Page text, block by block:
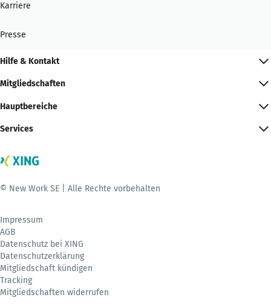
Karriere
Presse
Hilfe & Kontakt
Mitgliedschaften
Hauptbereiche
Services
© New Work SE | Alle Rechte vorbehalten
Impressum
AGB
Datenschutz bei XING
Datenschutzerklärung
Mitgliedschaft kündigen
Tracking
Mitgliedschaften widerrufen